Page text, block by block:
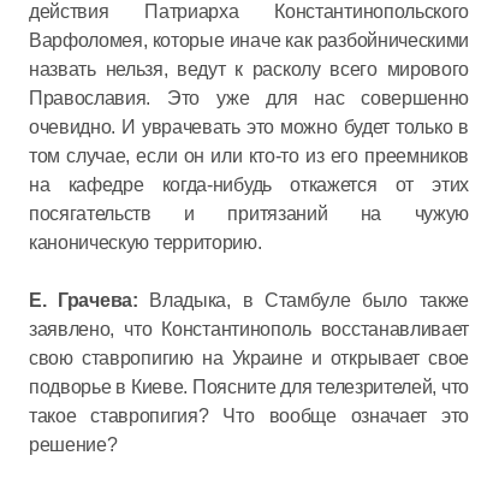
действия Патриарха Константинопольского
Варфоломея, которые иначе как разбойническими
назвать нельзя, ведут к расколу всего мирового
Православия. Это уже для нас совершенно
очевидно. И уврачевать это можно будет только в
том случае, если он или кто-то из его преемников
на кафедре когда-нибудь откажется от этих
посягательств и притязаний на чужую
каноническую территорию.
Е. Грачева: Владыка, в Стамбуле было также
заявлено, что Константинополь восстанавливает
свою ставропигию на Украине и открывает свое
подворье в Киеве. Поясните для телезрителей, что
такое ставропигия? Что вообще означает это
решение?